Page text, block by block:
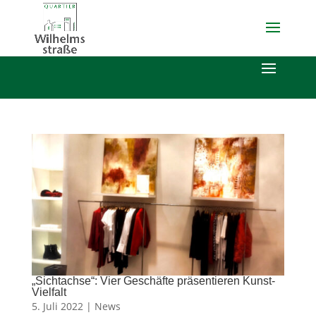
„Sichtachse“: Vier Geschäfte präsentieren Kunst-
Vielfalt
5. Juli 2022 | News